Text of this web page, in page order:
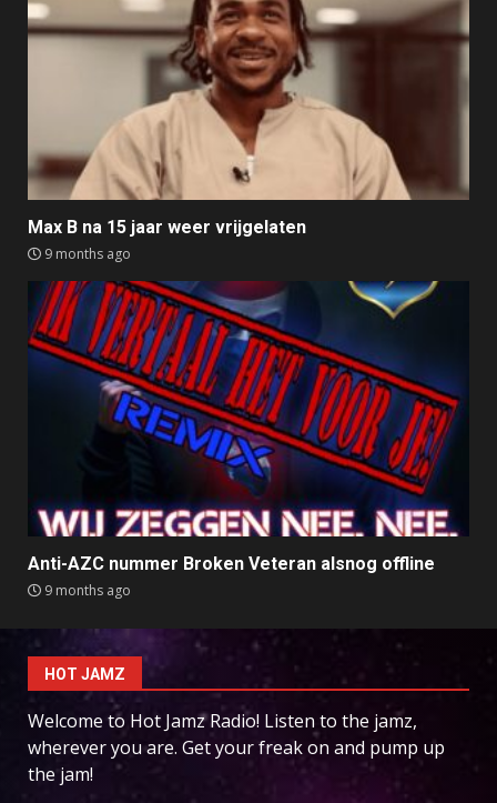
Max B na 15 jaar weer vrijgelaten
9 months ago
Anti-AZC nummer Broken Veteran alsnog offline
9 months ago
HOT JAMZ
Welcome to Hot Jamz Radio! Listen to the jamz,
wherever you are. Get your freak on and pump up
the jam!